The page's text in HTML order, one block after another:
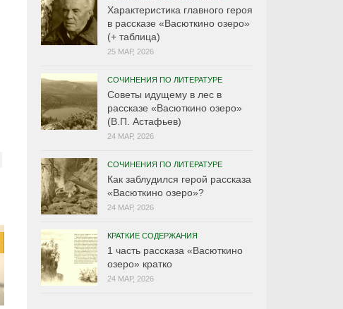
Характеристика главного героя
в рассказе «Васюткино озеро»
(+ таблица)
25 МАР, 2026
СОЧИНЕНИЯ ПО ЛИТЕРАТУРЕ
Советы идущему в лес в
рассказе «Васюткино озеро»
(В.П. Астафьев)
24 МАР, 2026
СОЧИНЕНИЯ ПО ЛИТЕРАТУРЕ
Как заблудился герой рассказа
«Васюткино озеро»?
24 МАР, 2026
КРАТКИЕ СОДЕРЖАНИЯ
1 часть рассказа «Васюткино
озеро» кратко
24 МАР, 2026